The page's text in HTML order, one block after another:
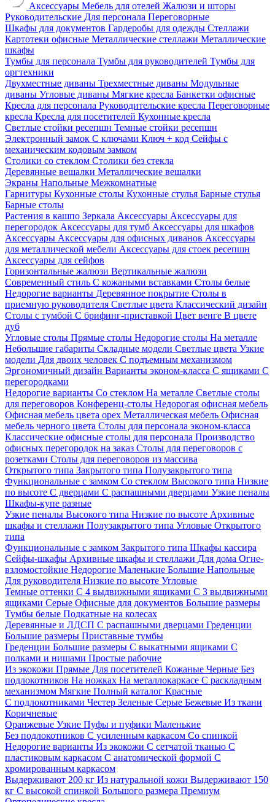
Аксессуары Мебель для отелей Жалюзи и шторы
Руководительские Для персонала Переговорные
Шкафы для документов Гардеробы для одежды Стеллажи
Картотеки офисные Металлические стеллажи Металлические
шкафы
Тумбы для персонала Тумбы для руководителей Тумбы для
оргтехники
Двухместные диваны Трехместные диваны Модульные
диваны Угловые диваны Мягкие кресла Банкетки офисные
Кресла для персонала Руководительские кресла Переговорные
кресла Кресла для посетителей Кухонные кресла
Светлые стойки ресепшн Темные стойки ресепшн
Электронный замок С ключами Ключ + код Сейфы с
механическим кодовым замком
Столики со стеклом Столики без стекла
Деревянные вешалки Металлические вешалки
Экраны Напольные Межкомнатные
Гарнитуры Кухонные столы Кухонные стулья Барные стулья
Барные столы
Растения в кашпо Зеркала Аксессуары Аксессуары для
перегородок Аксессуары для тумб Аксессуары для шкафов
Аксессуары Аксессуары для офисных диванов Аксессуары
для металлической мебели Аксессуары для стоек ресепшн
Аксессуары для сейфов
Горизонтальные жалюзи Вертикальные жалюзи
Современный стиль С кожаными вставками Столы белые
Недорогие варианты Деревянное покрытие Столы в
приемную руководителя Светлые цвета Классический дизайн
Столы с тумбой С брифинг-приставкой Цвет венге В цвете
дуб
Угловые столы Прямые столы Недорогие столы На металле
Небольшие габариты Складные модели Светлые цвета Узкие
модели Для двоих человек С подъемным механизмом
Эргономичный дизайн Варианты эконом-класса С ящиками С
перегородками
Недорогие варианты Со стеклом На металле Светлые столы
для переговоров Конференц-столы Недорогая офисная мебель
Офисная мебель цвета орех Металлическая мебель Офисная
мебель черного цвета Столы для персонала эконом-класса
Классические офисные столы для персонала Производство
офисных перегородок на заказ Столы для переговоров с
розетками Столы для переговоров из массива
Открытого типа Закрытого типа Полузакрытого типа
Функциональные с замком Со стеклом Высокого типа Низкие
по высоте С дверцами С распашными дверцами Узкие пеналы
Шкафы-купе разные
Узкие пеналы Высокого типа Низкие по высоте Архивные
шкафы и стеллажи Полузакрытого типа Угловые Открытого
типа
Функциональные с замком Закрытого типа Шкафы кассира
Сейфы-шкафы Архивные шкафы и стеллажи Для дома Огне-
взломостойкие Недорогие Маленькие Большие Напольные
Для руководителя Низкие по высоте Угловые
Темные оттенки С 4 выдвижными ящиками С 3 выдвижными
ящиками Серые Офисные для документов Большие размеры
Тумбы белые Подкатные на колесах
Деревянные и ЛДСП С распашными дверцами Греденции
Большие размеры Приставные тумбы
Греденции Большие размеры С выкатными ящиками С
полками и нишами Простые рабочие
Из экокожи Прямые Для посетителей Кожаные Черные Без
подлокотников На ножках На металлокаркасе С раскладным
механизмом Мягкие Полный каталог Красные
С подлокотниками Честер Зеленые Серые Бежевые Из ткани
Коричневые
Оранжевые Узкие Пуфы и пуфики Маленькие
Без подлокотников С усиленным каркасом Со спинкой
Недорогие варианты Из экокожи С сетчатой тканью С
пластиковым каркасом С анатомической формой С
хромированным каркасом
Выдерживают 200 кг Из натуральной кожи Выдерживают 150
кг С высокой спинкой Большого размера Премиум